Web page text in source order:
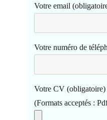
Votre email
Votre numéro de
Votre CV (obligatoire)
(Formats acceptés :